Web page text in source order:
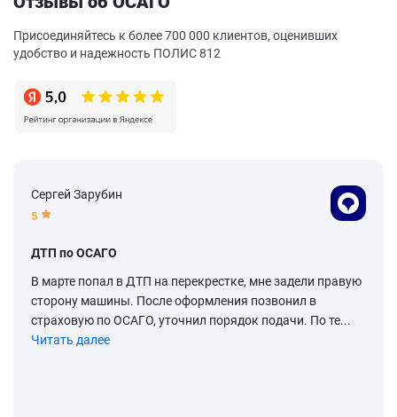
Присоединяйтесь к более 700 000 клиентов, оценивших
удобство и надежность ПОЛИС 812
Сергей Зарубин
5
ДТП по ОСАГО
В марте попал в ДТП на перекрестке, мне задели правую
сторону машины. После оформления позвонил в
страховую по ОСАГО, уточнил порядок подачи. По те...
Читать далее